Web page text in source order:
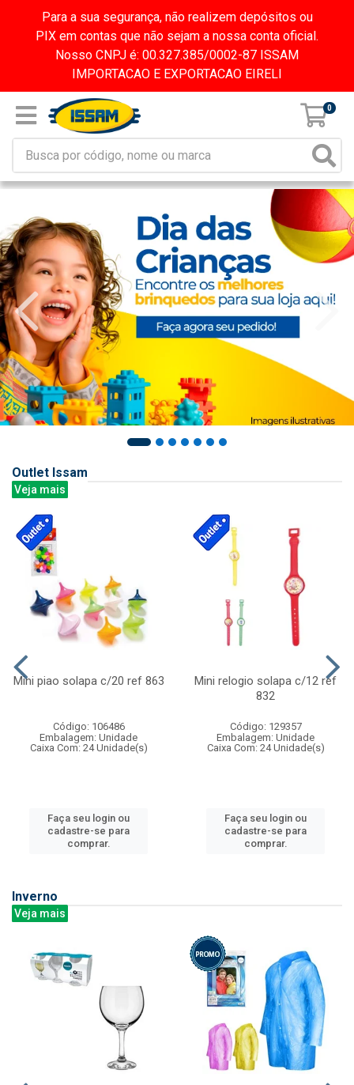
Para a sua segurança, não realizem depósitos ou
PIX em contas que não sejam a nossa conta oficial.
Nosso CNPJ é: 00.327.385/0002-87 ISSAM
IMPORTACAO E EXPORTACAO EIRELI
0
Outlet Issam
Veja mais
Mini piao solapa c/20 ref 863
Código: 106486
Embalagem: Unidade
Caixa Com: 24 Unidade(s)
Faça seu login ou
cadastre-se para
comprar.
Mini relogio solapa c/12 ref
832
Código: 129357
Embalagem: Unidade
Caixa Com: 24 Unidade(s)
Faça seu login ou
cadastre-se para
comprar.
Inverno
Veja mais